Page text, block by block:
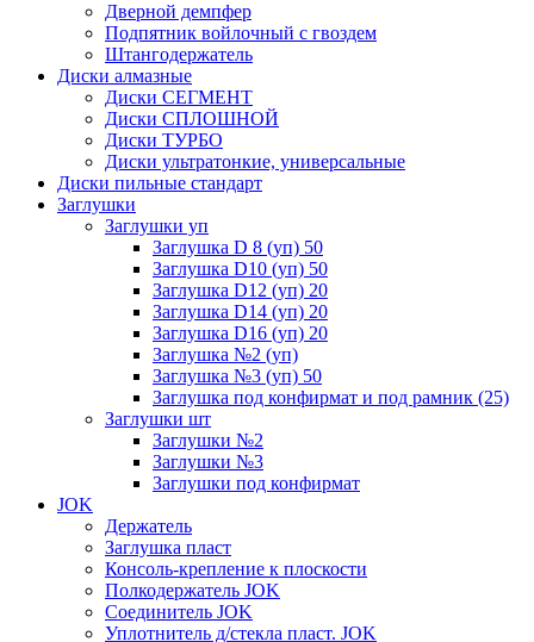
Дверной демпфер
Подпятник войлочный с гвоздем
Штангодержатель
Диски алмазные
Диски СЕГМЕНТ
Диски СПЛОШНОЙ
Диски ТУРБО
Диски ультратонкие, универсальные
Диски пильные стандарт
Заглушки
Заглушки уп
Заглушка D 8 (уп) 50
Заглушка D10 (уп) 50
Заглушка D12 (уп) 20
Заглушка D14 (уп) 20
Заглушка D16 (уп) 20
Заглушка №2 (уп)
Заглушка №3 (уп) 50
Заглушка под конфирмат и под рамник (25)
Заглушки шт
Заглушки №2
Заглушки №3
Заглушки под конфирмат
JOK
Держатель
Заглушка пласт
Консоль-крепление к плоскости
Полкодержатель JOK
Соединитель JOK
Уплотнитель д/стекла пласт. JOK